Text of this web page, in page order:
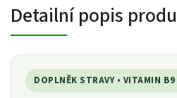
Detailní popis
DOPLNĚK STRAVY • VITAMIN